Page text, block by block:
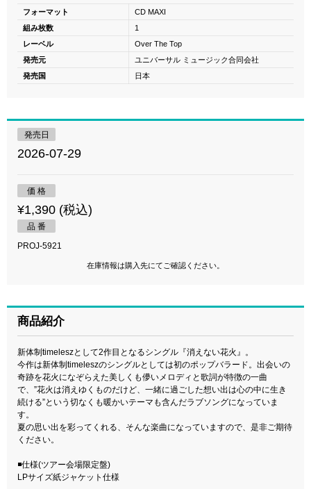
フォーマット
CD MAXI
組み枚数
1
レーベル
Over The Top
発売元
ユニバーサル ミュージック合同会社
発売国
日本
発売日
2026-07-29
価 格
¥1,390 (税込)
品 番
PROJ-5921
在庫情報は購入先にてご確認ください。
商品紹介
新体制timeleszとして2作目となるシングル『消えない花火』。
今作は新体制timeleszのシングルとしては初のポップバラード。出会いの
奇跡を花火になぞらえた美しくも儚いメロディと歌詞が特徴の一曲
で、”花火は消えゆくものだけど、一緒に過ごした想い出は心の中に生き
続ける”という切なくも暖かいテーマも含んだラブソングになっていま
す。
夏の思い出を彩ってくれる、そんな楽曲になっていますので、是非ご期待
ください。
◾️仕様(ツアー会場限定盤)
LPサイズ紙ジャケット仕様